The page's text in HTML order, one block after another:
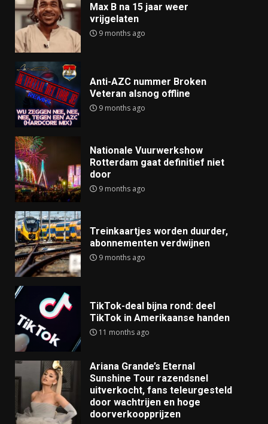
Max B na 15 jaar weer
vrijgelaten
9 months ago
Anti-AZC nummer Broken
Veteran alsnog offline
9 months ago
Nationale Vuurwerkshow
Rotterdam gaat definitief niet
door
9 months ago
Treinkaartjes worden duurder,
abonnementen verdwijnen
9 months ago
TikTok-deal bijna rond: deel
TikTok in Amerikaanse handen
11 months ago
Ariana Grande’s Eternal
Sunshine Tour razendsnel
uitverkocht, fans teleurgesteld
door wachtrijen en hoge
doorverkoopprijzen